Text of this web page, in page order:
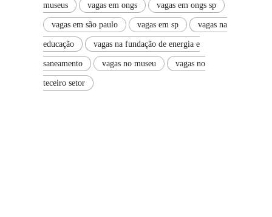
museus vagas em ongs vagas em ongs sp
vagas em são paulo vagas em sp vagas na
educação vagas na fundação de energia e
saneamento vagas no museu vagas no
teceiro setor